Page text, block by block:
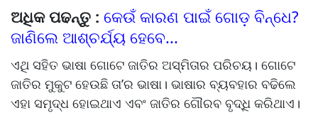
ଅଧିକ ପଢନ୍ତୁ : କେଉଁ କାରଣ ପାଇଁ ଗୋଡ଼ ବିନ୍ଧେ?
ଜାଣିଲେ ଆଶ୍ଚର୍ଯ୍ୟ ହେବେ...
ଏଥି ସହିତ ଭାଷା ଗୋଟେ ଜାତିର ଅସ୍ମିତାର ପରିଚୟ। ଗୋଟେ
ଜାତିର ମୁକୁଟ ହେଉଛି ତା’ର ଭାଷା। ଭାଷାର ବ୍ୟବହାର ବଢିଲେ
ଏହା ସମୃଦ୍ଧ ହୋଇଥାଏ ଏବଂ ଜାତିର ଗୌରବ ବୃଦ୍ଧି କରିଥାଏ।